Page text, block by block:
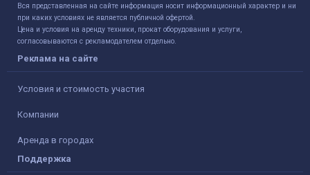
Вся представленная на сайте информация носит информационный характер и ни
при каких условиях не является публичной офертой.
Цена и условия на аренду техники, прокат оборудования и услуги,
согласовываются с рекламодателем отдельно.
Реклама на сайте
Условия и стоимость участия
Компании
Аренда в городах
Поддержка